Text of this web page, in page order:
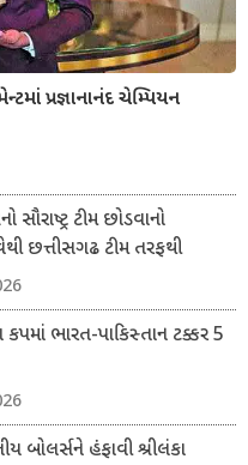
પ્રજ્ઞાનાનંદ ચેમ્પિયન
સૌરાષ્ટ્ર ટીમ છોડવાનો
છત્તીસગઢ ટીમ તરફથી
ભારત-પાકિસ્તાન ટક્કર 5
બોલર્સને હંફાવી શ્રીલંકા